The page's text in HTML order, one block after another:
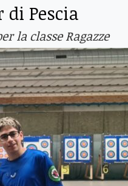
di Pescia
la classe Ragazze